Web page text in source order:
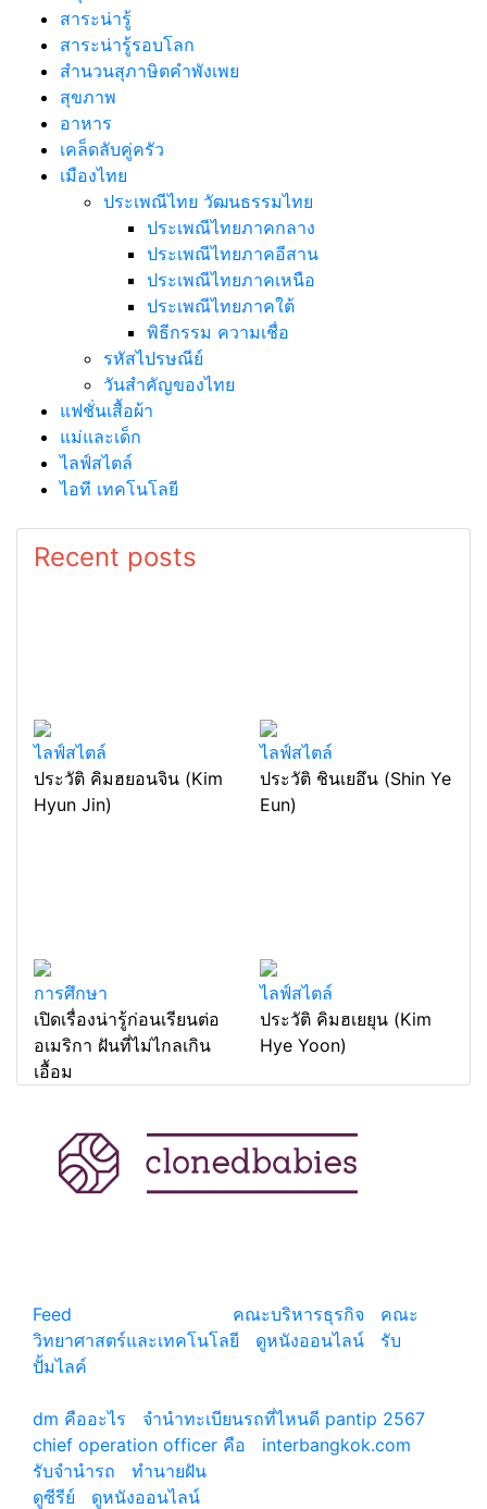
สาระน่ารู้
สาระน่ารู้รอบโลก
สำนวนสุภาษิตคำพังเพย
สุขภาพ
อาหาร
เคล็ดลับคู่ครัว
เมืองไทย
ประเพณีไทย วัฒนธรรมไทย
ประเพณีไทยภาคกลาง
ประเพณีไทยภาคอีสาน
ประเพณีไทยภาคเหนือ
ประเพณีไทยภาคใต้
พิธีกรรม ความเชื่อ
รหัสไปรษณีย์
วันสำคัญของไทย
แฟชั่นเสื้อผ้า
แม่และเด็ก
ไลฟ์สไตล์
ไอที เทคโนโลยี
Recent posts
ไลฟ์สไตล์
ประวัติ คิมฮยอนจิน (Kim
Hyun Jin)
ไลฟ์สไตล์
ประวัติ ชินเยอึน (Shin Ye
Eun)
การศึกษา
เปิดเรื่องน่ารู้ก่อนเรียนต่อ
อเมริกา ฝันที่ไม่ไกลเกิน
เอื้อม
ไลฟ์สไตล์
ประวัติ คิมฮเยยุน (Kim
Hye Yoon)
Feed
คณะบริหารธุรกิจ
คณะ
วิทยาศาสตร์และเทคโนโลยี
ดูหนังออนไลน์
รับ
ปั้มไลค์
dm คืออะไร
จํานําทะเบียนรถที่ไหนดี pantip 2567
chief operation officer คือ
interbangkok.com
รับจํานํารถ
ทํานายฝัน
ดูซีรีย์
ดูหนังออนไลน์